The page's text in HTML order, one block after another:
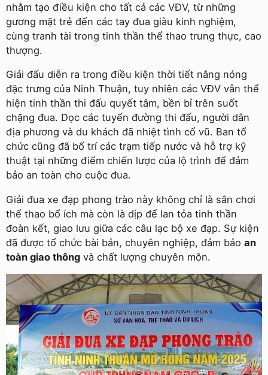
nhằm tạo điều kiện cho tất cả các VĐV, từ những
gương mặt trẻ đến các tay đua giàu kinh nghiệm,
cùng tranh tài trong tinh thần thể thao trung thực, cao
thượng.
Giải đấu diễn ra trong điều kiện thời tiết nắng nóng
đặc trưng của Ninh Thuận, tuy nhiên các VĐV vẫn thể
hiện tinh thần thi đấu quyết tâm, bền bỉ trên suốt
chặng đua. Dọc các tuyến đường thi đấu, người dân
địa phương và du khách đã nhiệt tình cổ vũ. Ban tổ
chức cũng đã bố trí các trạm tiếp nước và hỗ trợ kỹ
thuật tại những điểm chiến lược của lộ trình để đảm
bảo an toàn cho cuộc đua.
Giải đua xe đạp phong trào này không chỉ là sân chơi
thể thao bổ ích mà còn là dịp để lan tỏa tinh thần
đoàn kết, giao lưu giữa các câu lạc bộ xe đạp. Sự kiện
đã được tổ chức bài bản, chuyên nghiệp, đảm bảo an
toàn giao thông và chất lượng chuyên môn.